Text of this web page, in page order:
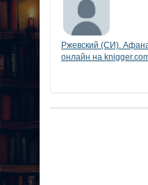
Ржевский (СИ).
онлайн на